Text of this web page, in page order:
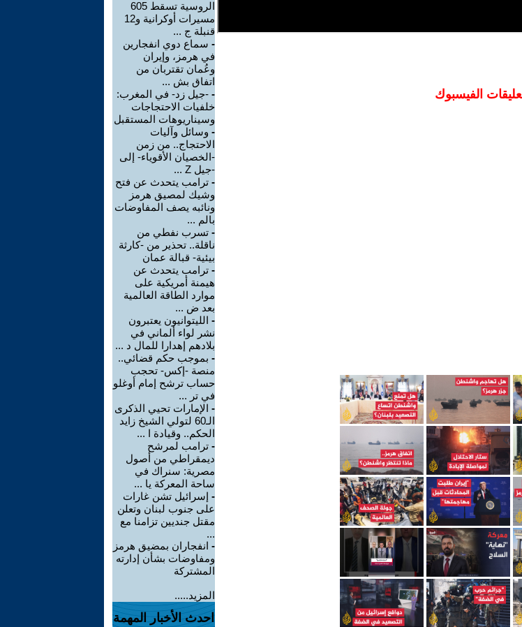
الفيسبوك
الروسية تسقط 605
مسيرات أوكرانية و12
قنبلة ج ...
- سماع دوي انفجارين
في هرمز، وإيران
وعُمان تقتربان من
اتفاق بش ...
- -جيل زد- في المغرب:
خلفيات الاحتجاجات
وسيناريوهات المستقبل
- وسائل وآليات
الاحتجاج.. من زمن
-الخصيان الأقوياء- إلى
-جيل Z ...
- ترامب يتحدث عن فتح
وشيك لمصيق هرمز
ونائبه يصف المفاوضات
بالم ...
- تسرب نفطي من
ناقلة.. تحذير من -كارثة
بيئية- قبالة عمان
- ترامب يتحدث عن
هيمنة أمريكية على
موارد الطاقة العالمية
بعد ض ...
- الليتوانيون يعتبرون
نشر لواء ألماني في
بلادهم إهدارا للمال د ...
- بموجب حكم قضائي..
منصة -إكس- تحجب
حساب ترشح إمام أوغلو
في تر ...
- الإمارات تحيي الذكرى
الـ60 لتولي الشيخ زايد
الحكم.. وقيادة ا ...
- ترامب لمرشح
ديمقراطي من أصول
مصرية: سنراك في
ساحة المعركة يا ...
- إسرائيل تشن غارات
على جنوب لبنان وتعلن
مقتل جنديين تزامنا مع
...
- انفجاران بمضيق هرمز
ومفاوضات بشأن إدارته
المشتركة
المزيد.....
احدث الأخبار المهمة